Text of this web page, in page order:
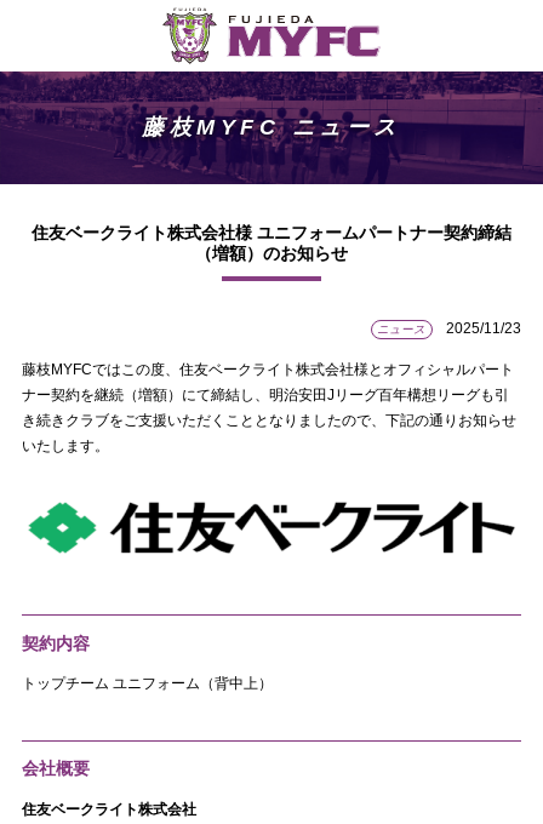
藤枝MYFC ニュース
住友ベークライト株式会社様 ユニフォームパートナー契約締結
（増額）のお知らせ
ニュース 2025/11/23
藤枝MYFCではこの度、住友ベークライト株式会社様とオフィシャルパート
ナー契約を継続（増額）にて締結し、明治安田Jリーグ百年構想リーグも引
き続きクラブをご支援いただくこととなりましたので、下記の通りお知らせ
いたします。
契約内容
トップチーム ユニフォーム（背中上）
会社概要
住友ベークライト株式会社